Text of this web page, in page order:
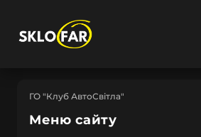
ГО "Клуб АвтоСвітла"
Меню сайту